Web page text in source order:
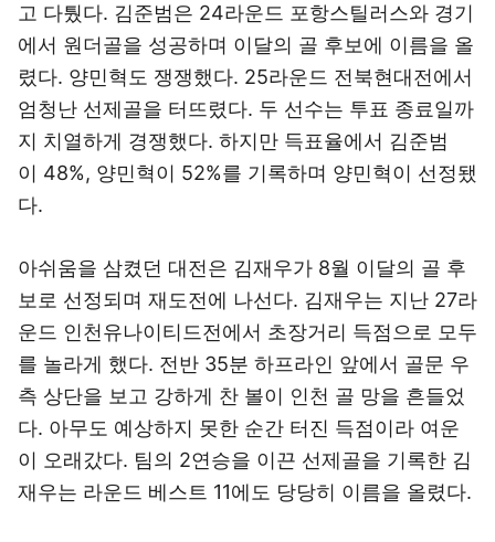
고 다퉜다. 김준범은 24라운드 포항스틸러스와 경기
에서 원더골을 성공하며 이달의 골 후보에 이름을 올
렸다. 양민혁도 쟁쟁했다. 25라운드 전북현대전에서
엄청난 선제골을 터뜨렸다. 두 선수는 투표 종료일까
지 치열하게 경쟁했다. 하지만 득표율에서 김준범
이 48%, 양민혁이 52%를 기록하며 양민혁이 선정됐
다.
아쉬움을 삼켰던 대전은 김재우가 8월 이달의 골 후
보로 선정되며 재도전에 나선다. 김재우는 지난 27라
운드 인천유나이티드전에서 초장거리 득점으로 모두
를 놀라게 했다. 전반 35분 하프라인 앞에서 골문 우
측 상단을 보고 강하게 찬 볼이 인천 골 망을 흔들었
다. 아무도 예상하지 못한 순간 터진 득점이라 여운
이 오래갔다. 팀의 2연승을 이끈 선제골을 기록한 김
재우는 라운드 베스트 11에도 당당히 이름을 올렸다.